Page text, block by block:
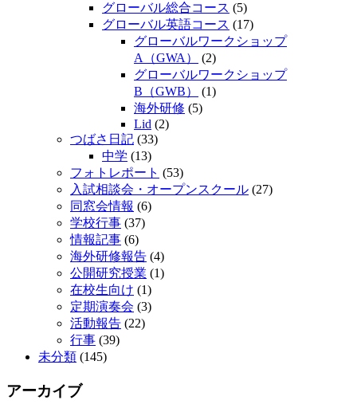
グローバル総合コース (5)
グローバル英語コース (17)
グローバルワークショップ
A（GWA）
(2)
グローバルワークショップ
B（GWB）
(1)
海外研修 (5)
Lid (2)
つばさ日記 (33)
中学 (13)
フォトレポート (53)
入試相談会・オープンスクール (27)
同窓会情報 (6)
学校行事 (37)
情報記事 (6)
海外研修報告 (4)
公開研究授業 (1)
在校生向け (1)
定期演奏会 (3)
活動報告 (22)
行事 (39)
未分類 (145)
アーカイブ